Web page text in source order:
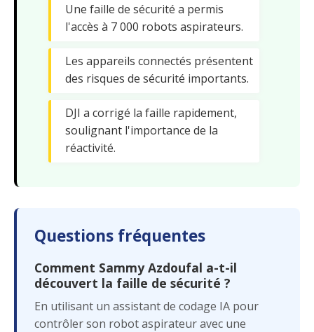
Une faille de sécurité a permis
l'accès à 7 000 robots aspirateurs.
Les appareils connectés présentent
des risques de sécurité importants.
DJI a corrigé la faille rapidement,
soulignant l'importance de la
réactivité.
Questions fréquentes
Comment Sammy Azdoufal a-t-il
découvert la faille de sécurité ?
En utilisant un assistant de codage IA pour
contrôler son robot aspirateur avec une